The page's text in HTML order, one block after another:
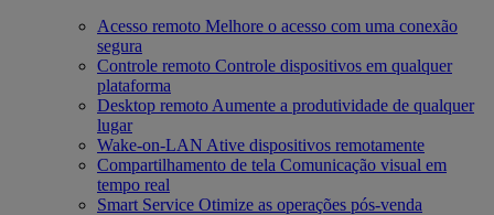
Acesso remoto Melhore o acesso com uma conexão
segura
Controle remoto Controle dispositivos em qualquer
plataforma
Desktop remoto Aumente a produtividade de qualquer
lugar
Wake-on-LAN Ative dispositivos remotamente
Compartilhamento de tela Comunicação visual em
tempo real
Smart Service Otimize as operações pós-venda